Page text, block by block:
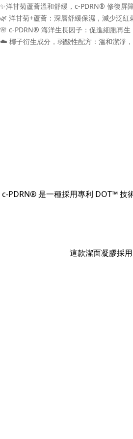
✨洋甘菊蘆薈溫和舒緩，c-PDRN® 修復屏
🌿 洋甘菊+蘆薈：深層舒緩保濕，減少泛紅
🌸 c-PDRN® 海洋生長因子：促進細胞再
☁️ 椰子衍生成分，弱酸性配方：溫和潔淨
c-PDRN® 是一種採用專利 DOT™ 技
這款潔面凝膠採